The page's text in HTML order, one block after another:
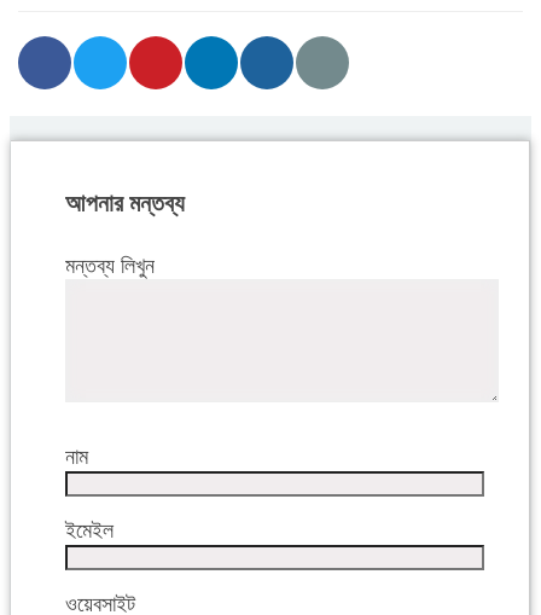
আপনার মন্তব্য
মন্তব্য লিখুন
নাম
ইমেইল
ওয়েবসাইট